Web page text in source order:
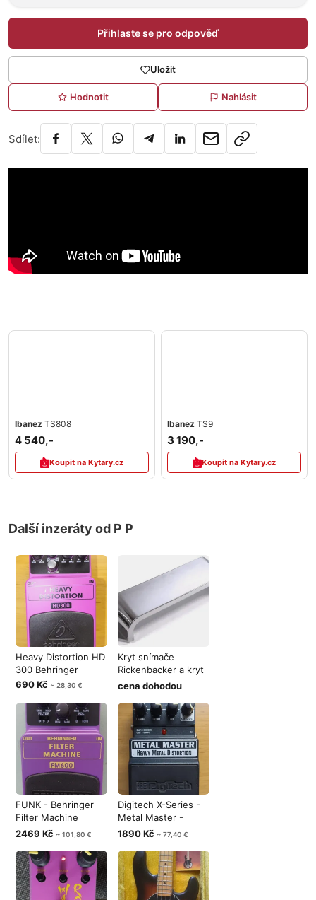
Přihlaste se pro odpověď
Uložit
Hodnotit Nahlásit
Sdílet:
Ibanez TS808
4 540,-
Koupit na Kytary.cz
Ibanez TS9
3 190,-
Koupit na Kytary.cz
Další inzeráty od P P
Heavy Distortion HD
300 Behringer
690 Kč ~ 28,30 €
Kryt snímače
Rickenbacker a kryt
struníku Fen
cena dohodou
FUNK - Behringer
Filter Machine
FM600
2469 Kč ~ 101,80 €
Digitech X-Series -
Metal Master -
Heavy Meta
1890 Kč ~ 77,40 €